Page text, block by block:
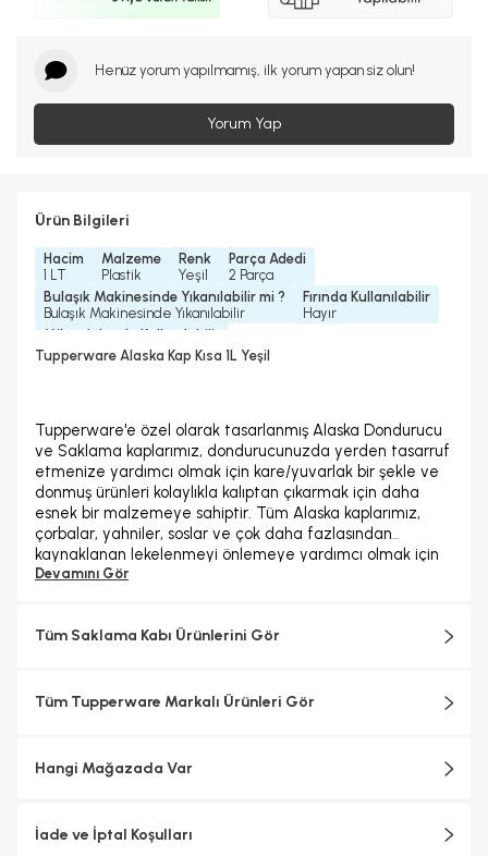
Henüz yorum yapılmamış, ilk yorum yapan siz olun!
Yorum Yap
Ürün Bilgileri
Hacim
1 LT
Malzeme
Plastik
Renk
Yeşil
Parça Adedi
2 Parça
Bulaşık Makinesinde Yıkanılabilir mi ?
Bulaşık Makinesinde Yıkanılabilir
Fırında Kullanılabilir
Hayır
Mikrodalgada Kullanılabilir
Hayır
Tupperware Alaska Kap Kısa 1L Yeşil
Tupperware'e özel olarak tasarlanmış Alaska Dondurucu
ve Saklama kaplarımız, dondurucunuzda yerden tasarruf
etmenize yardımcı olmak için kare/yuvarlak bir şekle ve
donmuş ürünleri kolaylıkla kalıptan çıkarmak için daha
esnek bir malzemeye sahiptir. Tüm Alaska kaplarımız,
çorbalar, yahniler, soslar ve çok daha fazlasından
kaynaklanan lekelenmeyi önlemeye yardımcı olmak için
yenilikçi leke koruyucu özelliğine sahiptir. Kullanılmadığı
dondurucu raflarınızı düzenli tutabilirsiniz.
yerden tasarruf edin.
- Havalı oymalı kar tanesi tasarımı, yalnızca dondurucuya
koymanın güvenli olduğunu bilmenizi sağlamakla kalmaz,
kolaylaştırır.
- Conta, içindekileri kuru havadan korur ve diğer
Devamını Gör
Tüm Saklama Kabı Ürünlerini Gör
Tüm Tupperware Markalı Ürünleri Gör
Hangi Mağazada Var
İade ve İptal Koşulları